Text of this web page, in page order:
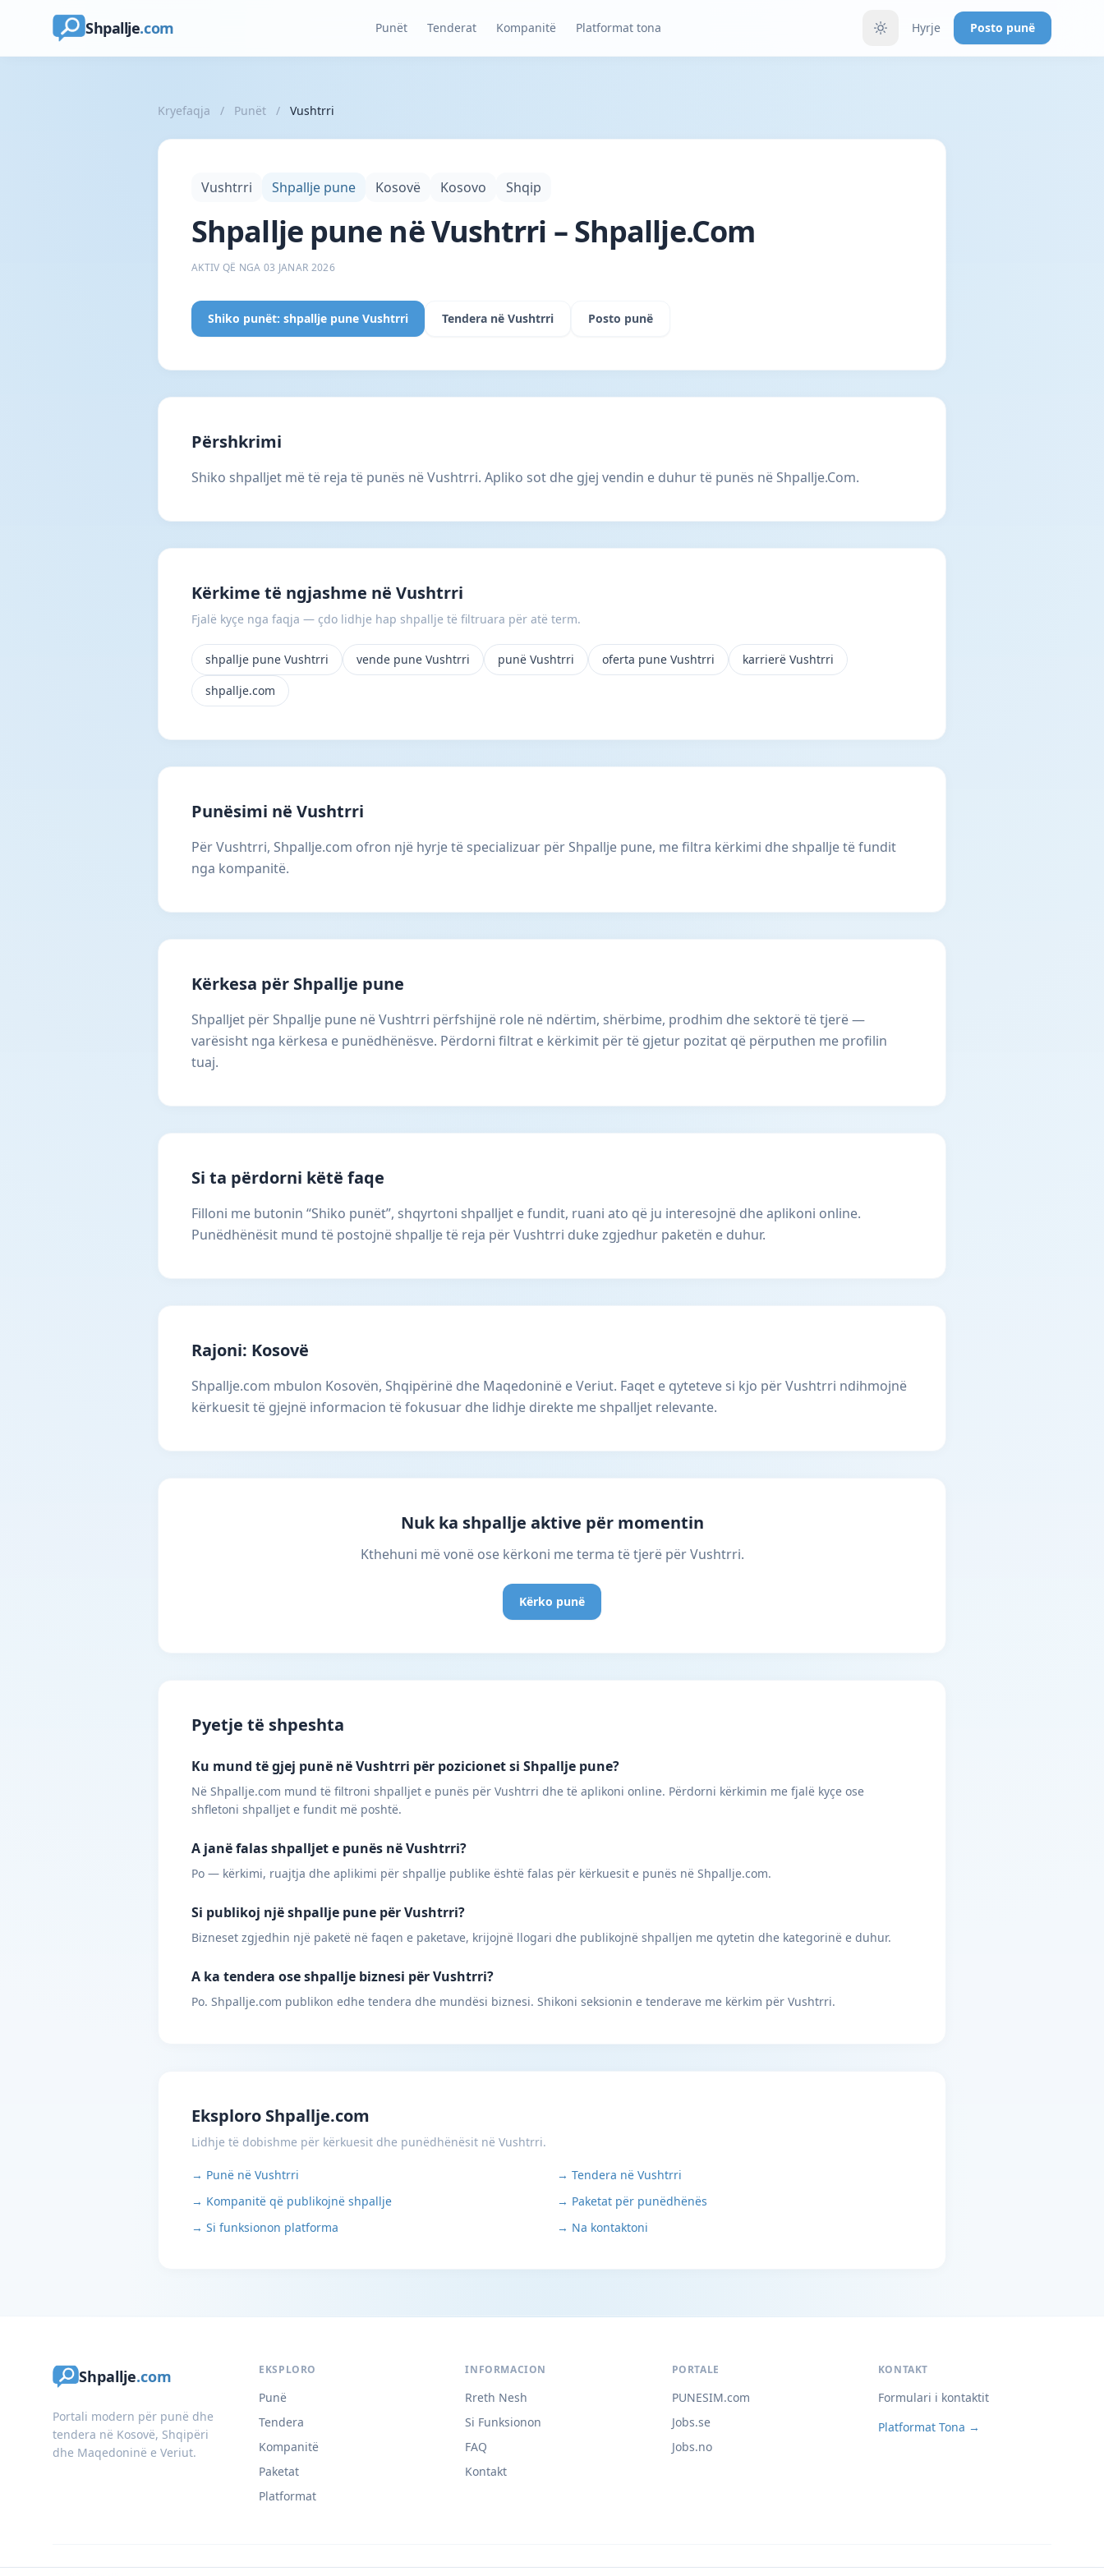
Shpallje.com Punët Tenderat Kompanitë Platformat tona Hyrje Posto punë
Kryefaqja / Punët / Vushtrri
Vushtrri Shpallje pune Kosovë Kosovo Shqip
Shpallje pune në Vushtrri – Shpallje.Com
AKTIV QË NGA 03 JANAR 2026
Shiko punët: shpallje pune Vushtrri Tendera në Vushtrri Posto punë
Përshkrimi
Shiko shpalljet më të reja të punës në Vushtrri. Apliko sot dhe gjej vendin e duhur të punës në Shpallje.Com.
Kërkime të ngjashme në Vushtrri
Fjalë kyçe nga faqja — çdo lidhje hap shpallje të filtruara për atë term.
shpallje pune Vushtrri vende pune Vushtrri punë Vushtrri oferta pune Vushtrri
karrierë Vushtrri
shpallje.com
Punësimi në Vushtrri
Për Vushtrri, Shpallje.com ofron një hyrje të specializuar për Shpallje pune, me filtra kërkimi dhe shpallje të fundit
nga kompanitë.
Kërkesa për Shpallje pune
Shpalljet për Shpallje pune në Vushtrri përfshijnë role në ndërtim, shërbime, prodhim dhe sektorë të tjerë —
varësisht nga kërkesa e punëdhënësve. Përdorni filtrat e kërkimit për të gjetur pozitat që përputhen me profilin
tuaj.
Si ta përdorni këtë faqe
Filloni me butonin “Shiko punët”, shqyrtoni shpalljet e fundit, ruani ato që ju interesojnë dhe aplikoni online.
Punëdhënësit mund të postojnë shpallje të reja për Vushtrri duke zgjedhur paketën e duhur.
Rajoni: Kosovë
Shpallje.com mbulon Kosovën, Shqipërinë dhe Maqedoninë e Veriut. Faqet e qyteteve si kjo për Vushtrri ndihmojnë
kërkuesit të gjejnë informacion të fokusuar dhe lidhje direkte me shpalljet relevante.
Nuk ka shpallje aktive për momentin
Kthehuni më vonë ose kërkoni me terma të tjerë për Vushtrri.
Kërko punë
Pyetje të shpeshta
Ku mund të gjej punë në Vushtrri për pozicionet si Shpallje pune?
Në Shpallje.com mund të filtroni shpalljet e punës për Vushtrri dhe të aplikoni online. Përdorni kërkimin me fjalë kyçe ose
shfletoni shpalljet e fundit më poshtë.
A janë falas shpalljet e punës në Vushtrri?
Po — kërkimi, ruajtja dhe aplikimi për shpallje publike është falas për kërkuesit e punës në Shpallje.com.
Si publikoj një shpallje pune për Vushtrri?
Bizneset zgjedhin një paketë në faqen e paketave, krijojnë llogari dhe publikojnë shpalljen me qytetin dhe kategorinë e duhur.
A ka tendera ose shpallje biznesi për Vushtrri?
Po. Shpallje.com publikon edhe tendera dhe mundësi biznesi. Shikoni seksionin e tenderave me kërkim për Vushtrri.
Eksploro Shpallje.com
Lidhje të dobishme për kërkuesit dhe punëdhënësit në Vushtrri.
→ Punë në Vushtrri
→ Tendera në Vushtrri
→ Kompanitë që publikojnë shpallje
→ Paketat për punëdhënës
→ Si funksionon platforma
→ Na kontaktoni
Shpallje.com
Portali modern për punë dhe
tendera në Kosovë, Shqipëri
dhe Maqedoninë e Veriut.
EKSPLORO
Punë
Tendera
Kompanitë
Paketat
Platformat
INFORMACION
Rreth Nesh
Si Funksionon
FAQ
Kontakt
PORTALE
PUNESIM.com
Jobs.se
Jobs.no
KONTAKT
Formulari i kontaktit
Platformat Tona →